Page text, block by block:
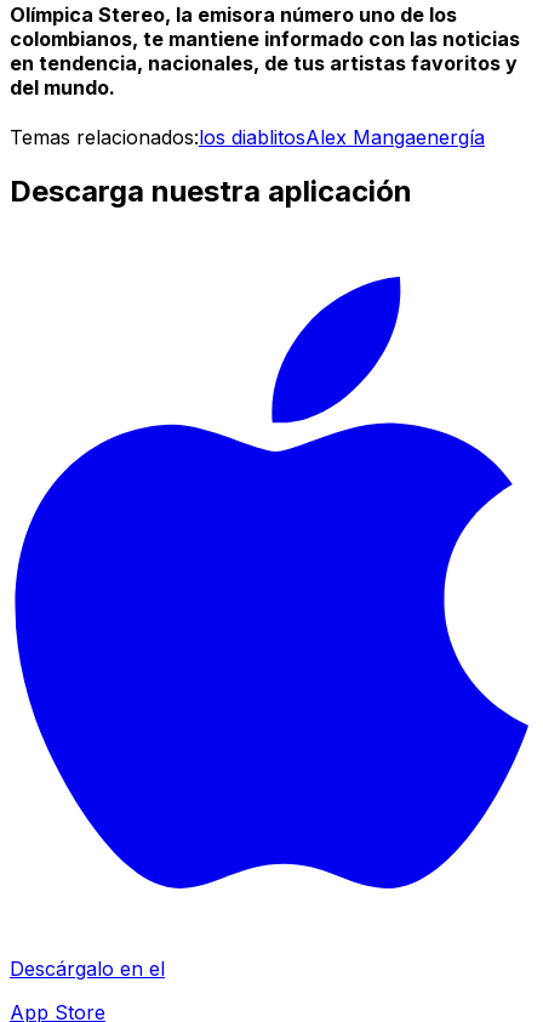
Olímpica Stereo, la emisora número uno de los
colombianos, te mantiene informado con las noticias
en tendencia, nacionales, de tus artistas favoritos y
del mundo.
Temas relacionados:los diablitosAlex Mangaenergía
Descarga nuestra aplicación
Descárgalo en el
App Store